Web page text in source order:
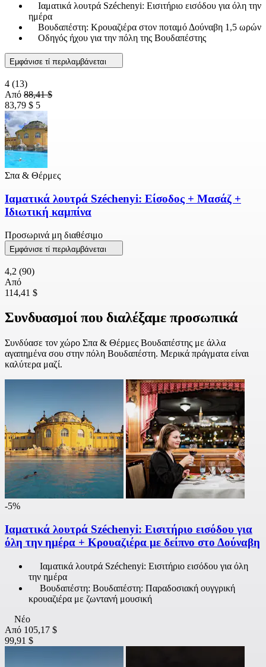
Ιαματικά λουτρά Széchenyi: Εισιτήριο εισόδου για όλη την
ημέρα
Βουδαπέστη: Κρουαζιέρα στον ποταμό Δούναβη 1,5 ωρών
Οδηγός ήχου για την πόλη της Βουδαπέστης
Εμφάνισε τί περιλαμβάνεται
4 (13)
Από 88,41 $
83,79 $ 5
Σπα & Θέρμες
Ιαματικά λουτρά Széchenyi: Είσοδος + Μασάζ +
Ιδιωτική καμπίνα
Προσωρινά μη διαθέσιμο
Εμφάνισε τί περιλαμβάνεται
4,2 (90)
Από
114,41 $
Συνδυασμοί που διαλέξαμε προσωπικά
Συνδύασε τον χώρο Σπα & Θέρμες Βουδαπέστης με άλλα
αγαπημένα σου στην πόλη Βουδαπέστη. Μερικά πράγματα είναι
καλύτερα μαζί.
-5%
Ιαματικά λουτρά Széchenyi: Εισιτήριο εισόδου για
όλη την ημέρα + Κρουαζιέρα με δείπνο στο Δούναβη
Ιαματικά λουτρά Széchenyi: Εισιτήριο εισόδου για όλη
την ημέρα
Βουδαπέστη: Βουδαπέστη: Παραδοσιακή ουγγρική
κρουαζιέρα με ζωντανή μουσική
Νέο
Από 105,17 $
99,91 $